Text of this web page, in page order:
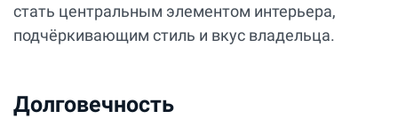
стать центральным элементом интерьера,
подчёркивающим стиль и вкус владельца.
Долговечность